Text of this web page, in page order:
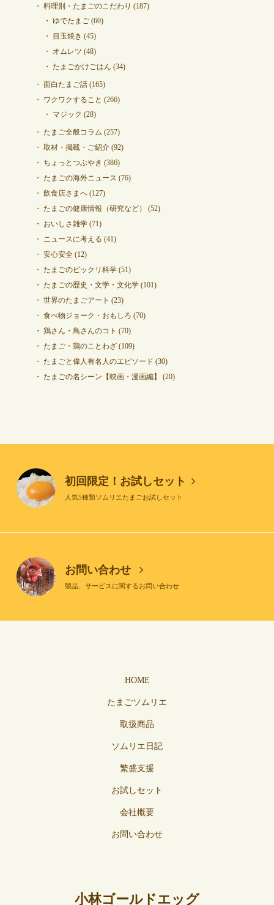
料理別・たまごのこだわり (187)
ゆでたまご(60)
目玉焼き (45)
オムレツ (48)
たまごかけごはん (34)
面白たまご話(165)
ワクワクすること (266)
マジック (28)
たまご全般コラム (257)
取材・掲載・ご紹介(92)
ちょっとつぶやき (386)
たまごの海外ニュース (76)
飲食店さまへ(127)
たまごの健康情報（研究など）
(52)
おいしさ雑学(71)
ニュースに考える (41)
安心安全(12)
たまごのビックリ科学(51)
たまごの歴史・文学・文化学(101)
世界のたまごアート (23)
食べ物ジョーク・おもしろ (70)
鶏さん・鳥さんのコト (70)
たまご・鶏のことわざ(109)
たまごと偉人有名人のエピソード (30)
たまごの名シーン【映画・漫画編】
(20)
初回限定！お試しセット
人気5種類ソムリエたまごお試しセット
お問い合わせ
製品、サービスに関するお問い合わせ
HOME
たまごソムリエ
取扱商品
ソムリエ日記
繁盛支援
お試しセット
会社概要
お問い合わせ
小林ゴールドエッグ